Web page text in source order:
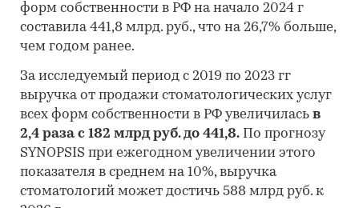
форм собственности в РФ на начало 2024 г
составила 441,8 млрд. руб., что на 26,7% больше,
чем годом ранее.
За исследуемый период с 2019 по 2023 гг
выручка от продажи стоматологических услуг
всех форм собственности в РФ увеличилась в
2,4 раза с 182 млрд руб. до 441,8. По прогнозу
SYNOPSIS при ежегодном увеличении этого
показателя в среднем на 10%, выручка
стоматологий может достичь 588 млрд руб. к